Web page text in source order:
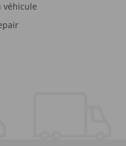
véhicule